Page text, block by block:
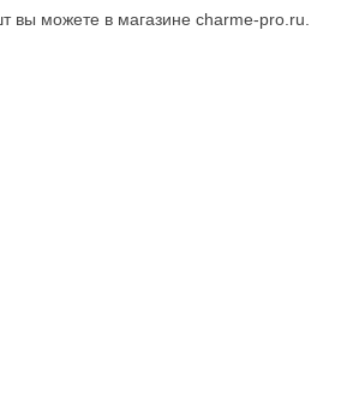
можете в магазине charme-pro.ru.